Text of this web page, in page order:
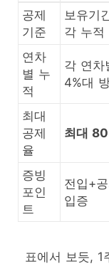
공제
기준
보유기
각 누적
연차
별 누
적
각 연차
4%대
최대
공제
율
최대
증빙
포인
트
전입+
입증
표에서 보듯, 1